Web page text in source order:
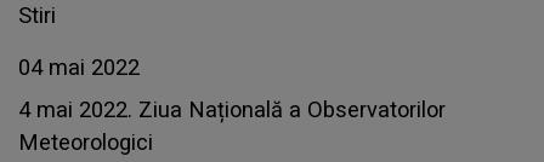
Stiri
04 mai 2022
4 mai 2022. Ziua Națională a Observatorilor
Meteorologici